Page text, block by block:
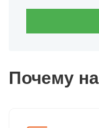
Почему